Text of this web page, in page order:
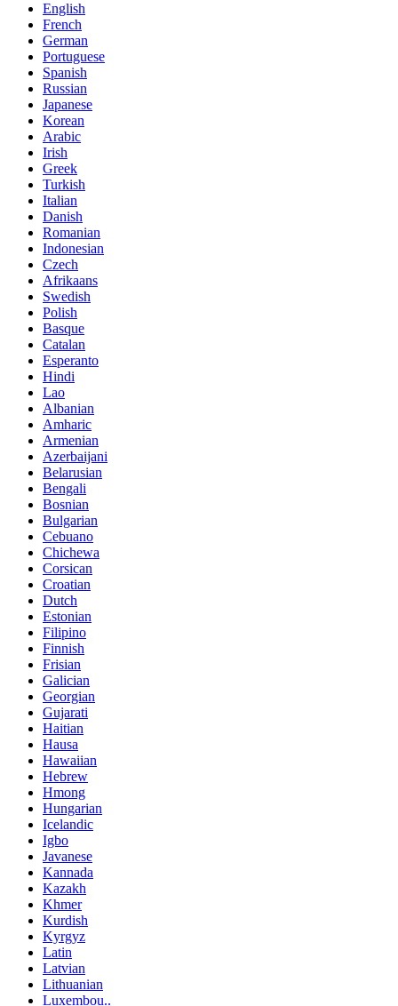
English
French
German
Portuguese
Spanish
Russian
Japanese
Korean
Arabic
Irish
Greek
Turkish
Italian
Danish
Romanian
Indonesian
Czech
Afrikaans
Swedish
Polish
Basque
Catalan
Esperanto
Hindi
Lao
Albanian
Amharic
Armenian
Azerbaijani
Belarusian
Bengali
Bosnian
Bulgarian
Cebuano
Chichewa
Corsican
Croatian
Dutch
Estonian
Filipino
Finnish
Frisian
Galician
Georgian
Gujarati
Haitian
Hausa
Hawaiian
Hebrew
Hmong
Hungarian
Icelandic
Igbo
Javanese
Kannada
Kazakh
Khmer
Kurdish
Kyrgyz
Latin
Latvian
Lithuanian
Luxembou..